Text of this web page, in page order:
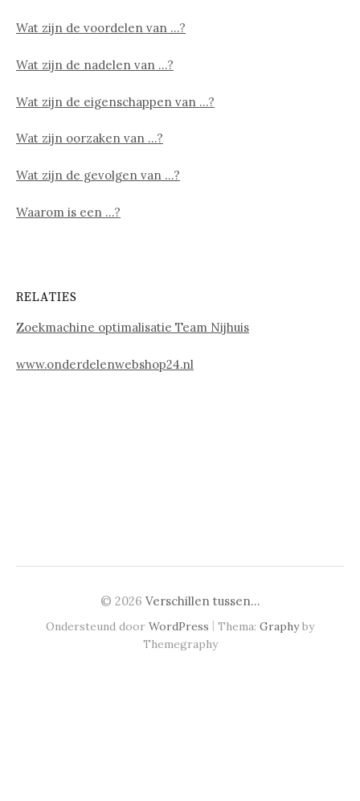
Wat zijn de voordelen van …?
Wat zijn de nadelen van …?
Wat zijn de eigenschappen van …?
Wat zijn oorzaken van …?
Wat zijn de gevolgen van …?
Waarom is een …?
RELATIES
Zoekmachine optimalisatie Team Nijhuis
www.onderdelenwebshop24.nl
© 2026 Verschillen tussen…
Ondersteund door WordPress | Thema: Graphyby
Themegraphy